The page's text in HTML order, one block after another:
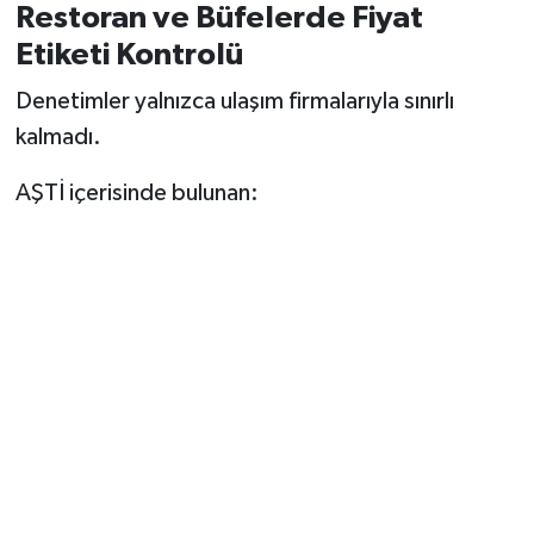
Restoran ve Büfelerde Fiyat
Etiketi Kontrolü
Denetimler yalnızca ulaşım firmalarıyla sınırlı
kalmadı.
AŞTİ içerisinde bulunan: